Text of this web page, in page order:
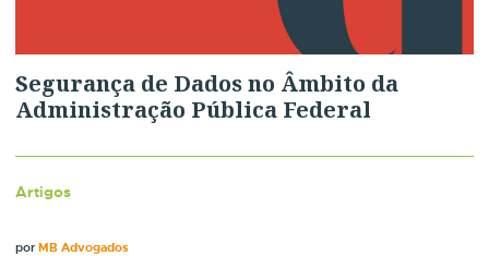
Segurança de Dados no Âmbito da
Administração Pública Federal
Artigos
porMB Advogados